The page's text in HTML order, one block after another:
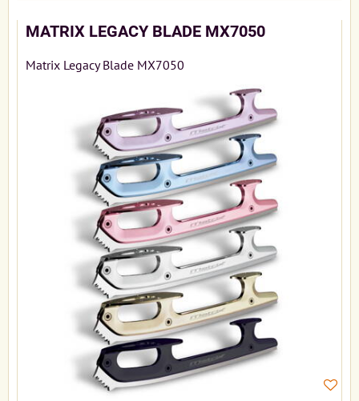
MATRIX LEGACY BLADE MX7050
Matrix Legacy Blade MX7050